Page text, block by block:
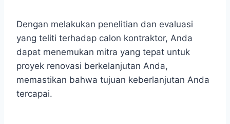
Dengan melakukan penelitian dan evaluasi
yang teliti terhadap calon kontraktor, Anda
dapat menemukan mitra yang tepat untuk
proyek renovasi berkelanjutan Anda,
memastikan bahwa tujuan keberlanjutan Anda
tercapai.